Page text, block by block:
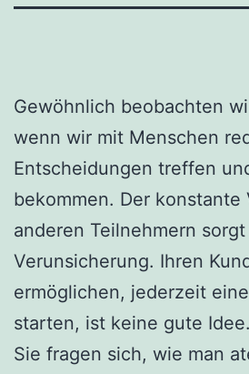
Gewöhnlich beobachten
wenn wir mit Menschen
Entscheidungen treffen
bekommen. Der konstante
anderen Teilnehmern
Verunsicherung. Ihren
ermöglichen, jederzeit
starten, ist keine gute Idee.
Sie fragen sich, wie man